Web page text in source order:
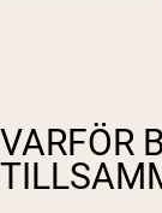
VARFÖR